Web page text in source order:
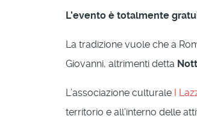
L’evento è totalmente
La tradizione vuole che a
Giovanni, altrimenti detta
L’associazione culturale I
territorio e all’interno delle